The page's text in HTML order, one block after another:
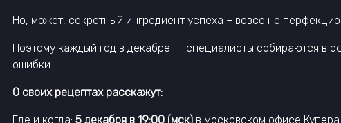
Но, может, секретный ингредиент успеха – вовсе не
Поэтому каждый год в декабре IT-специалисты собираются в
ошибки.
О своих рецептах расскажут:
Где и когда: 5 декабря в 19:00 (мск) в московском офисе Купера